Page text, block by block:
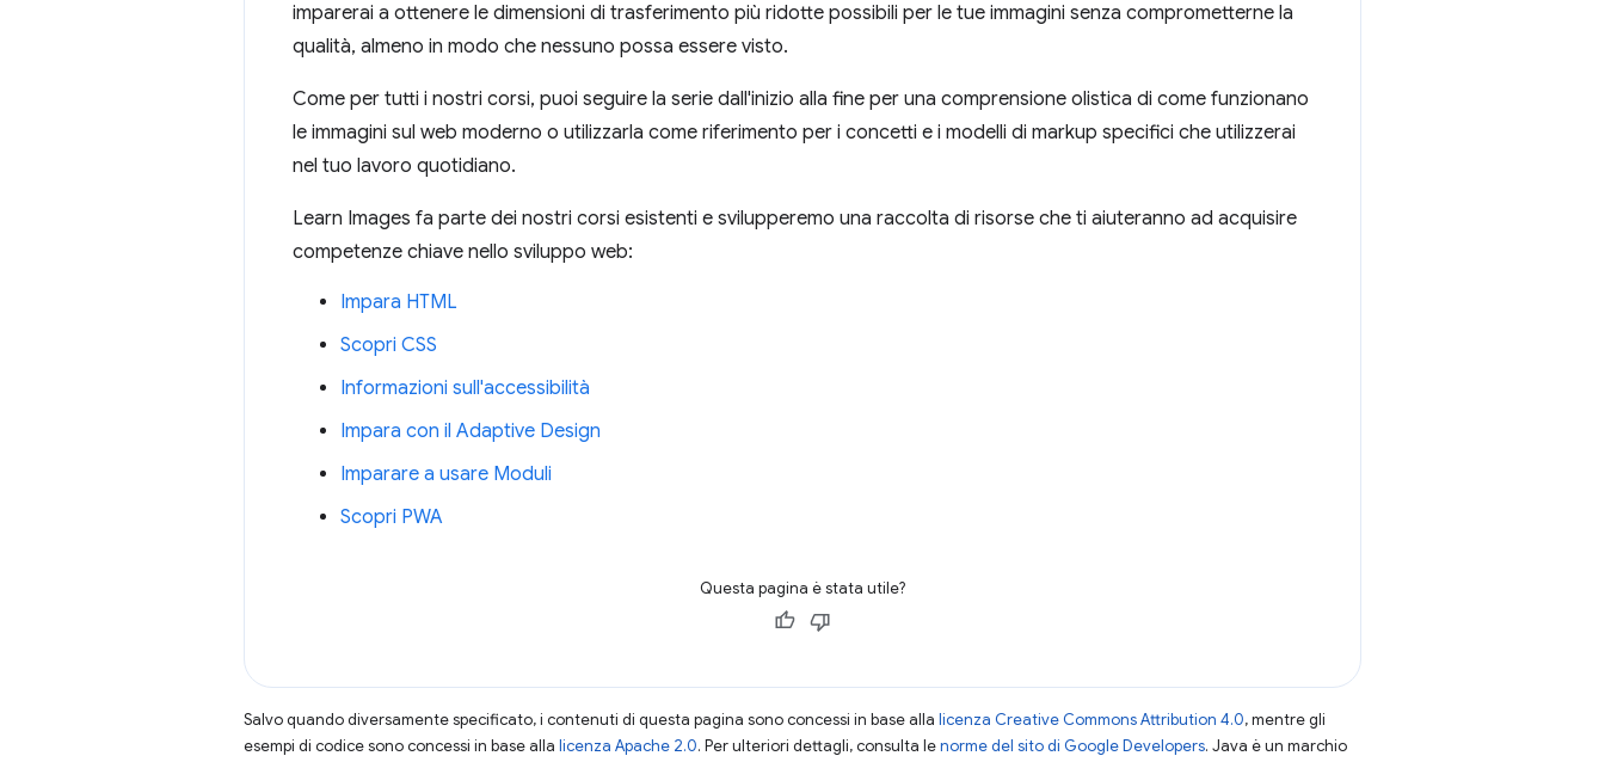
imparerai a ottenere le dimensioni di trasferimento più ridotte possibili per le tue immagini senza comprometterne la
qualità, almeno in modo che nessuno possa essere visto.
Come per tutti i nostri corsi, puoi seguire la serie dall'inizio alla fine per una comprensione olistica di come funzionano
le immagini sul web moderno o utilizzarla come riferimento per i concetti e i modelli di markup specifici che utilizzerai
nel tuo lavoro quotidiano.
Learn Images fa parte dei nostri corsi esistenti e svilupperemo una raccolta di risorse che ti aiuteranno ad acquisire
competenze chiave nello sviluppo web:
Impara HTML
Scopri CSS
Informazioni sull'accessibilità
Impara con il Adaptive Design
Imparare a usare Moduli
Scopri PWA
Questa pagina è stata utile?
Salvo quando diversamente specificato, i contenuti di questa pagina sono concessi in base alla licenza Creative Commons Attribution 4.0, mentre gli
esempi di codice sono concessi in base alla licenza Apache 2.0. Per ulteriori dettagli, consulta lenorme del sito di Google Developers. Java è un marchio